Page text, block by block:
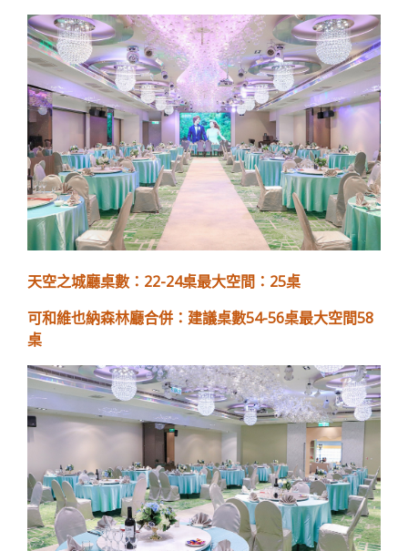
天空之城廳桌數：22-24桌最大空間：25桌
可和維也納森林廳合併：建議桌數54-56桌最大空間58
桌